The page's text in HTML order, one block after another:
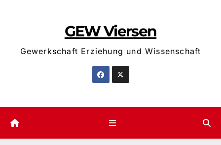
GEW Viersen
Gewerkschaft Erziehung und Wissenschaft